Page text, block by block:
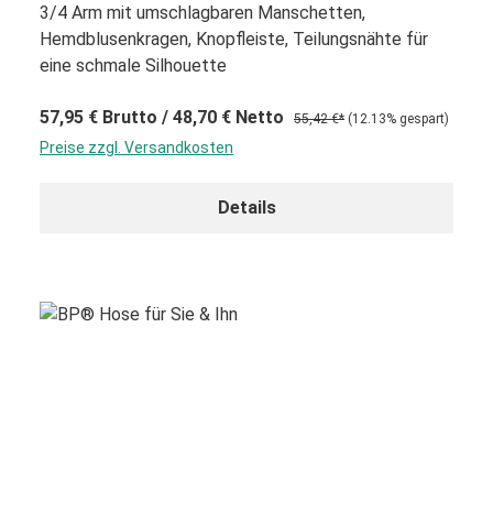
3/4 Arm mit umschlagbaren Manschetten,
Hemdblusenkragen, Knopfleiste, Teilungsnähte für
eine schmale Silhouette
57,95 € Brutto / 48,70 € Netto 55,42 €* (12.13% gespart)
Preise zzgl. Versandkosten
Details